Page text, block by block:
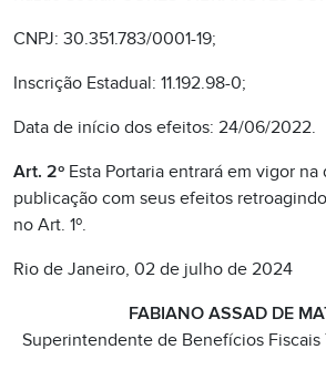
CNPJ: 30.351.783/0001-19;
Inscrição Estadual: 11.192.98-0;
Data de início dos efeitos: 24/06/2022.
Art. 2º Esta Portaria entrará em vigor na
publicação com seus efeitos
no Art. 1º.
Rio de Janeiro, 02 de julho de 2024
FABIANO ASSAD DE
Superintendente de Benefícios Fiscais